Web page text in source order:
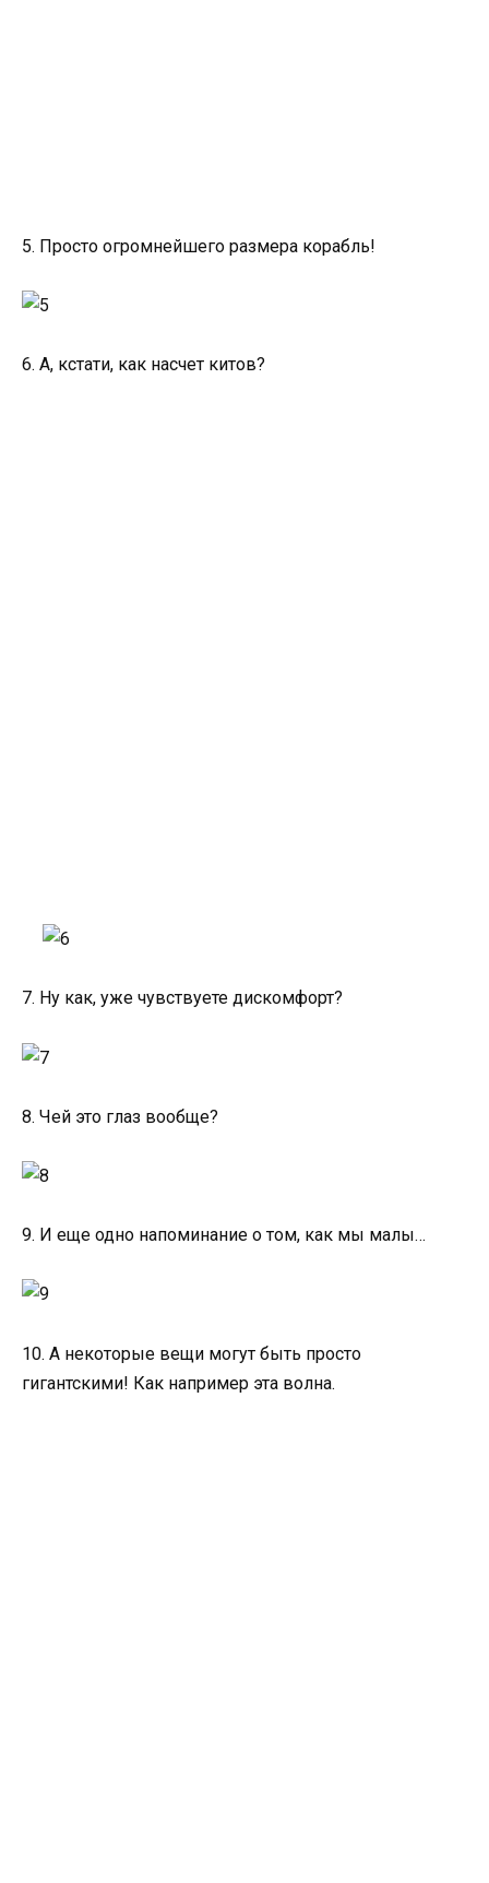
5. Просто огромнейшего размера корабль!
6. А, кстати, как насчет китов?
7. Ну как, уже чувствуете дискомфорт?
8. Чей это глаз вообще?
9. И еще одно напоминание о том, как мы малы…
10. А некоторые вещи могут быть просто
гигантскими! Как например эта волна.